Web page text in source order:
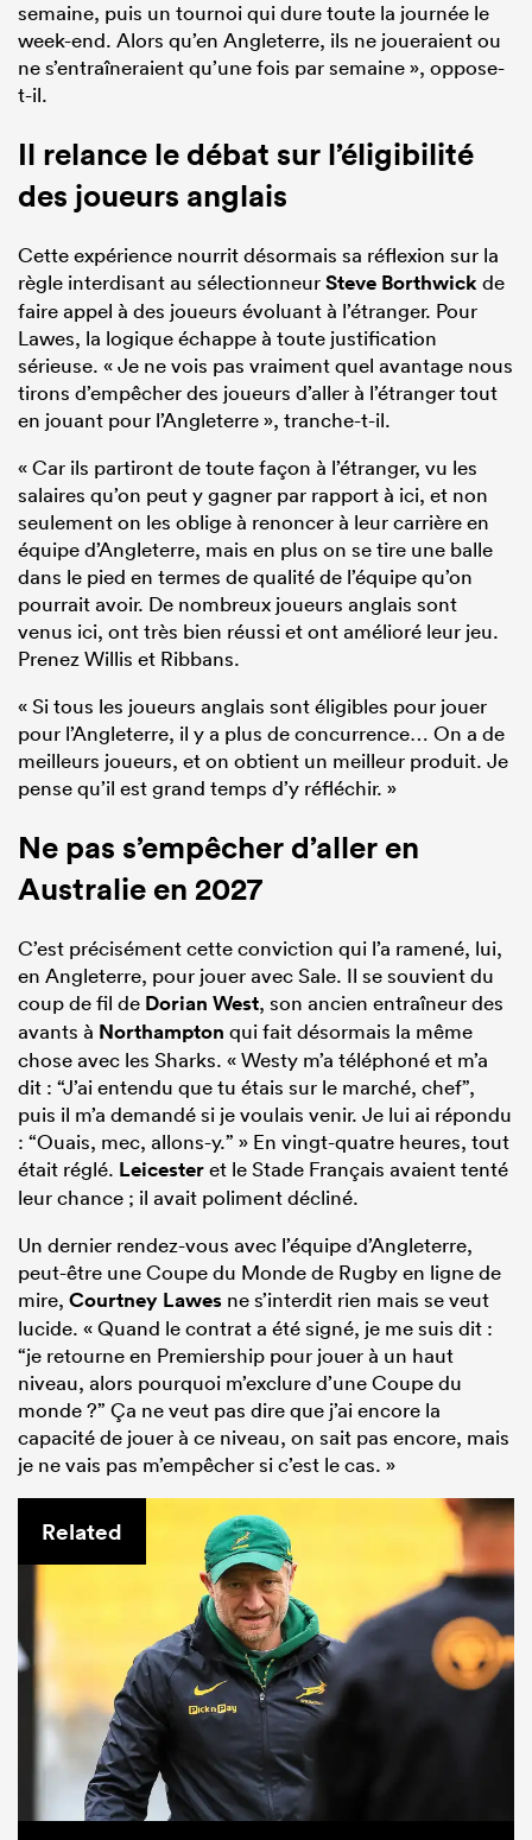
semaine, puis un tournoi qui dure toute la journée le
week-end. Alors qu’en Angleterre, ils ne joueraient ou
ne s’entraîneraient qu’une fois par semaine », oppose-
t-il.
Il relance le débat sur l’éligibilité
des joueurs anglais
Cette expérience nourrit désormais sa réflexion sur la
règle interdisant au sélectionneurSteve Borthwickde
faire appel à des joueurs évoluant à l’étranger. Pour
Lawes, la logique échappe à toute justification
sérieuse. « Je ne vois pas vraiment quel avantage nous
tirons d’empêcher des joueurs d’aller à l’étranger tout
en jouant pour l’Angleterre », tranche-t-il.
« Car ils partiront de toute façon à l’étranger, vu les
salaires qu’on peut y gagner par rapport à ici, et non
seulement on les oblige à renoncer à leur carrière en
équipe d’Angleterre, mais en plus on se tire une balle
dans le pied en termes de qualité de l’équipe qu’on
pourrait avoir. De nombreux joueurs anglais sont
venus ici, ont très bien réussi et ont amélioré leur jeu.
Prenez Willis et Ribbans.
« Si tous les joueurs anglais sont éligibles pour jouer
pour l’Angleterre, il y a plus de concurrence… On a de
meilleurs joueurs, et on obtient un meilleur produit. Je
pense qu’il est grand temps d’y réfléchir. »
Ne pas s’empêcher d’aller en
Australie en 2027
C’est précisément cette conviction qui l’a ramené, lui,
en Angleterre, pour jouer avec Sale. Il se souvient du
coup de fil de Dorian West, son ancien entraîneur des
avants à Northampton qui fait désormais la même
chose avec les Sharks. « Westy m’a téléphoné et m’a
dit : “J’ai entendu que tu étais sur le marché, chef”,
puis il m’a demandé si je voulais venir. Je lui ai répondu
: “Ouais, mec, allons-y.” » En vingt-quatre heures, tout
était réglé. Leicesteret le Stade Français avaient tenté
leur chance ; il avait poliment décliné.
Un dernier rendez-vous avec l’équipe d’Angleterre,
peut-être une Coupe du Monde de Rugby en ligne de
mire, Courtney Lawes ne s’interdit rien mais se veut
lucide. « Quand le contrat a été signé, je me suis dit :
“je retourne en Premiership pour jouer à un haut
niveau, alors pourquoi m’exclure d’une Coupe du
monde ?” Ça ne veut pas dire que j’ai encore la
capacité de jouer à ce niveau, on sait pas encore, mais
je ne vais pas m’empêcher si c’est le cas. »
Related